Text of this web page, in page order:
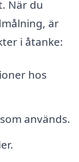
När du
är
i åtanke:
hos
används.